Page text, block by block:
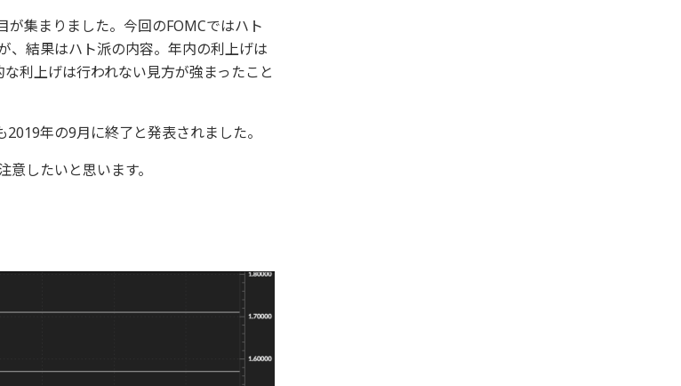
集まりました。今回のFOMCではハト
、結果はハト派の内容。年内の利上げは
利上げは行われない見方が強まったこと
年の9月に終了と発表されました。
したいと思います。